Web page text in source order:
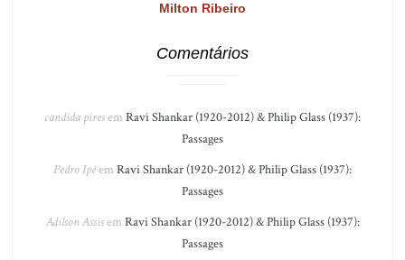
Milton Ribeiro
Comentários
candida piresem Ravi Shankar (1920-2012) & Philip Glass (1937):
Passages
Pedro Ipêem Ravi Shankar (1920-2012) & Philip Glass (1937):
Passages
Adilson Assisem Ravi Shankar (1920-2012) & Philip Glass (1937):
Passages